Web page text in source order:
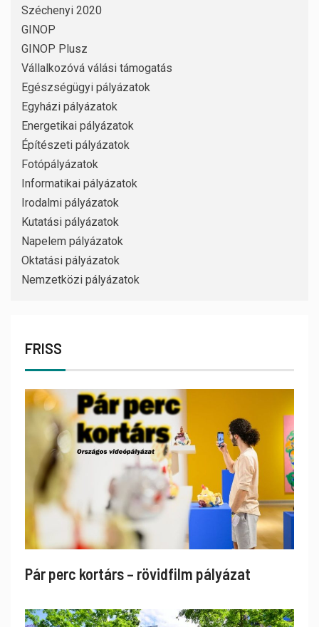
Széchenyi 2020
GINOP
GINOP Plusz
Vállalkozóvá válási támogatás
Egészségügyi pályázatok
Egyházi pályázatok
Energetikai pályázatok
Építészeti pályázatok
Fotópályázatok
Informatikai pályázatok
Irodalmi pályázatok
Kutatási pályázatok
Napelem pályázatok
Oktatási pályázatok
Nemzetközi pályázatok
FRISS
Pár perc kortárs – rövidfilm pályázat